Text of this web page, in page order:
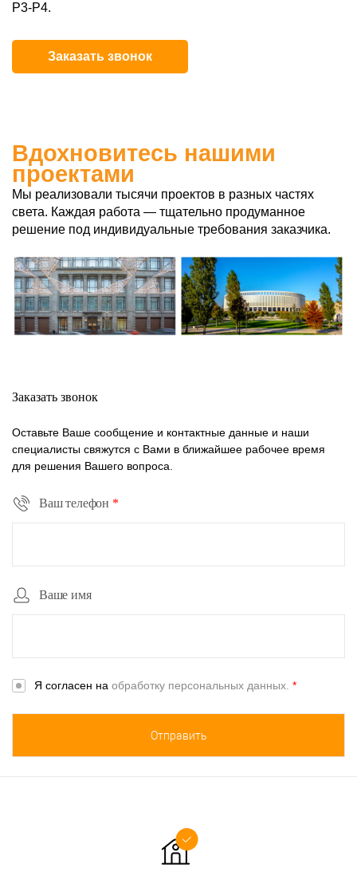
P3-P4.
Заказать звонок
Вдохновитесь нашими
проектами
Мы реализовали тысячи проектов в разных частях
света. Каждая работа — тщательно продуманное
решение под индивидуальные требования заказчика.
Заказать звонок
Оставьте Ваше сообщение и контактные данные и наши
специалисты свяжутся с Вами в ближайшее рабочее время
для решения Вашего вопроса.
Ваш телефон *
Ваше имя
Я согласен на обработку персональных данных. *